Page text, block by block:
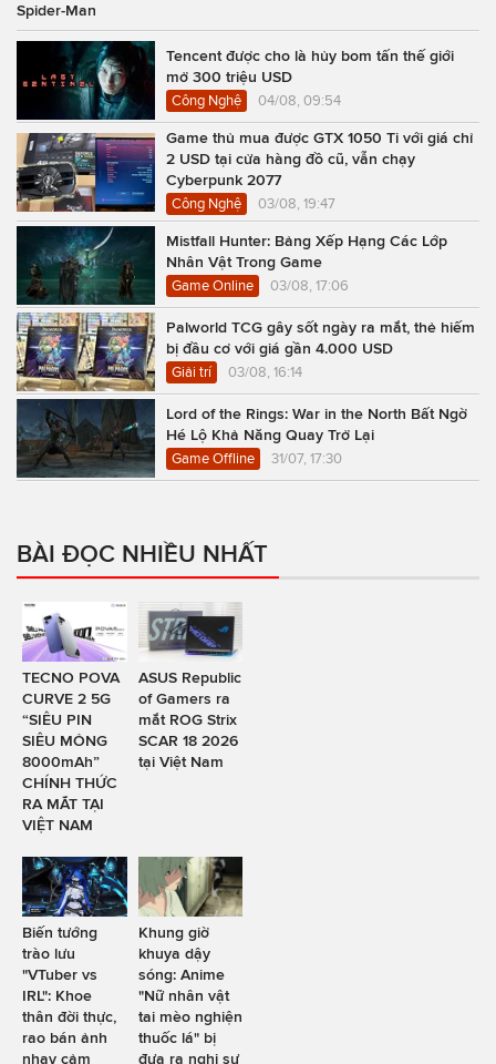
Spider-Man
Tencent được cho là hủy bom tấn thế giới
mở 300 triệu USD
Công Nghệ 04/08, 09:54
Game thủ mua được GTX 1050 Ti với giá chỉ
2 USD tại cửa hàng đồ cũ, vẫn chạy
Cyberpunk 2077
Công Nghệ 03/08, 19:47
Mistfall Hunter: Bảng Xếp Hạng Các Lớp
Nhân Vật Trong Game
Game Online 03/08, 17:06
Palworld TCG gây sốt ngày ra mắt, thẻ hiếm
bị đầu cơ với giá gần 4.000 USD
Giải trí 03/08, 16:14
Lord of the Rings: War in the North Bất Ngờ
Hé Lộ Khả Năng Quay Trở Lại
Game Offline 31/07, 17:30
BÀI ĐỌC NHIỀU NHẤT
TECNO POVA
CURVE 2 5G
“SIÊU PIN
SIÊU MỎNG
8000mAh”
CHÍNH THỨC
RA MẮT TẠI
VIỆT NAM
ASUS Republic
of Gamers ra
mắt ROG Strix
SCAR 18 2026
tại Việt Nam
Biến tướng
trào lưu
"VTuber vs
IRL": Khoe
thân đời thực,
rao bán ảnh
nhạy cảm
Khung giờ
khuya dậy
sóng: Anime
"Nữ nhân vật
tai mèo nghiện
thuốc lá" bị
đưa ra nghị sự